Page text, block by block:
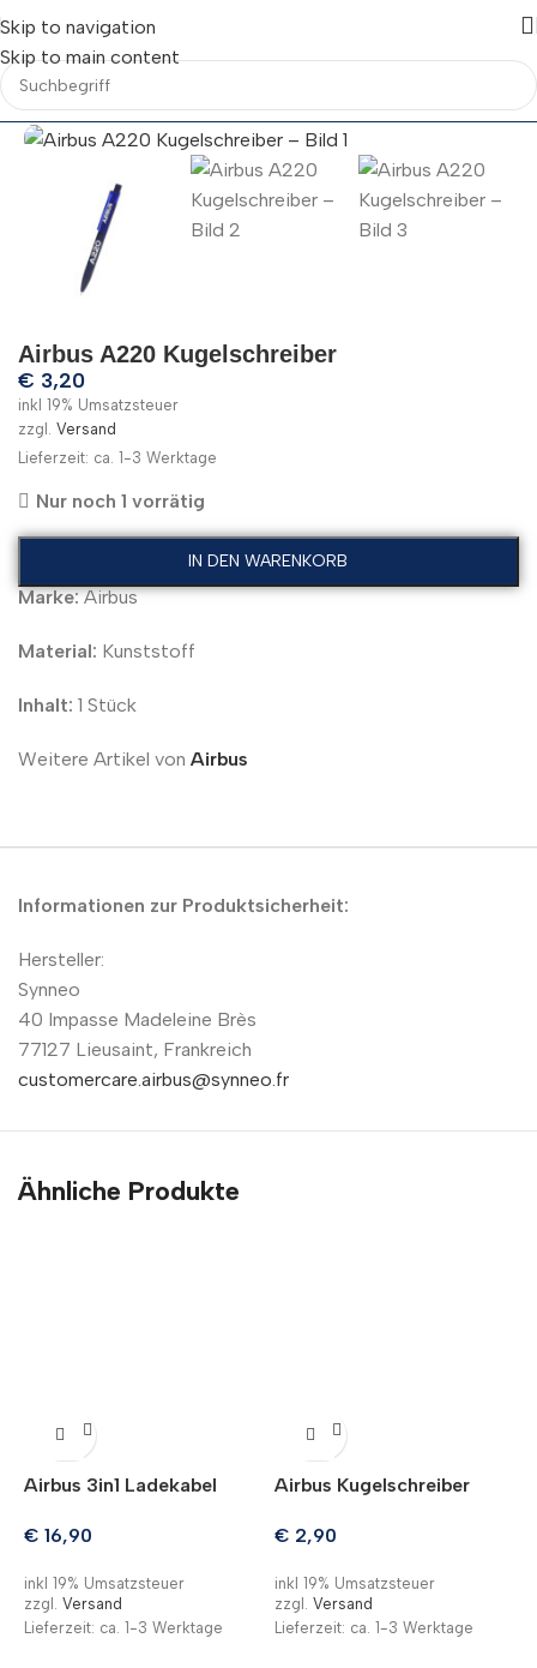
Skip to navigation
Skip to main content
Airbus A220 Kugelschreiber
€ 3,20
inkl 19% Umsatzsteuer
zzgl. Versand
Lieferzeit: ca. 1-3 Werktage
Nur noch 1 vorrätig
IN DEN WARENKORB
Marke:Airbus
Material: Kunststoff
Inhalt: 1 Stück
Weitere Artikel von Airbus
Informationen zur Produktsicherheit:
Hersteller:
Synneo
40 Impasse Madeleine Brès
77127 Lieusaint, Frankreich
customercare.airbus@synneo.fr
Ähnliche Produkte
Airbus 3in1 Ladekabel
€ 16,90
inkl 19% Umsatzsteuer
zzgl. Versand
Lieferzeit: ca. 1-3 Werktage
Airbus Kugelschreiber
€ 2,90
inkl 19% Umsatzsteuer
zzgl. Versand
Lieferzeit: ca. 1-3 Werktage